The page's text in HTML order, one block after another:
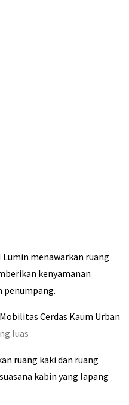
Lumin menawarkan ruang
kenyamanan
penumpang.
luas
ruang kaki dan ruang
kabin yang lapang